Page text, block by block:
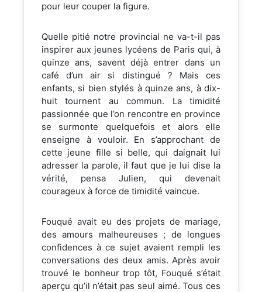
pour leur couper la figure.
Quelle pitié notre provincial ne va-t-il pas
inspirer aux jeunes lycéens de Paris qui, à
quinze ans, savent déjà entrer dans un
café d’un air si distingué ? Mais ces
enfants, si bien stylés à quinze ans, à dix-
huit tournent au commun. La timidité
passionnée que l’on rencontre en province
se surmonte quelquefois et alors elle
enseigne à vouloir. En s’approchant de
cette jeune fille si belle, qui daignait lui
adresser la parole, il faut que je lui dise la
vérité, pensa Julien, qui devenait
courageux à force de timidité vaincue.
Fouqué avait eu des projets de mariage,
des amours malheureuses ; de longues
confidences à ce sujet avaient rempli les
conversations des deux amis. Après avoir
trouvé le bonheur trop tôt, Fouqué s’était
aperçu qu’il n’était pas seul aimé. Tous ces